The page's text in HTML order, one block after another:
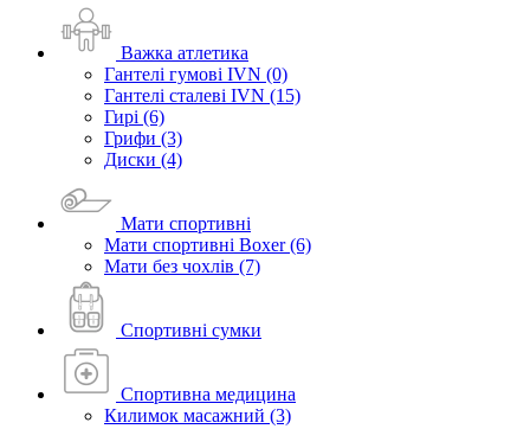
Важка атлетика
Гантелі гумові IVN (0)
Гантелі сталеві IVN (15)
Гирі (6)
Грифи (3)
Диски (4)
Мати спортивні
Мати спортивні Boxer (6)
Мати без чохлів (7)
Спортивні сумки
Спортивна медицина
Килимок масажний (3)